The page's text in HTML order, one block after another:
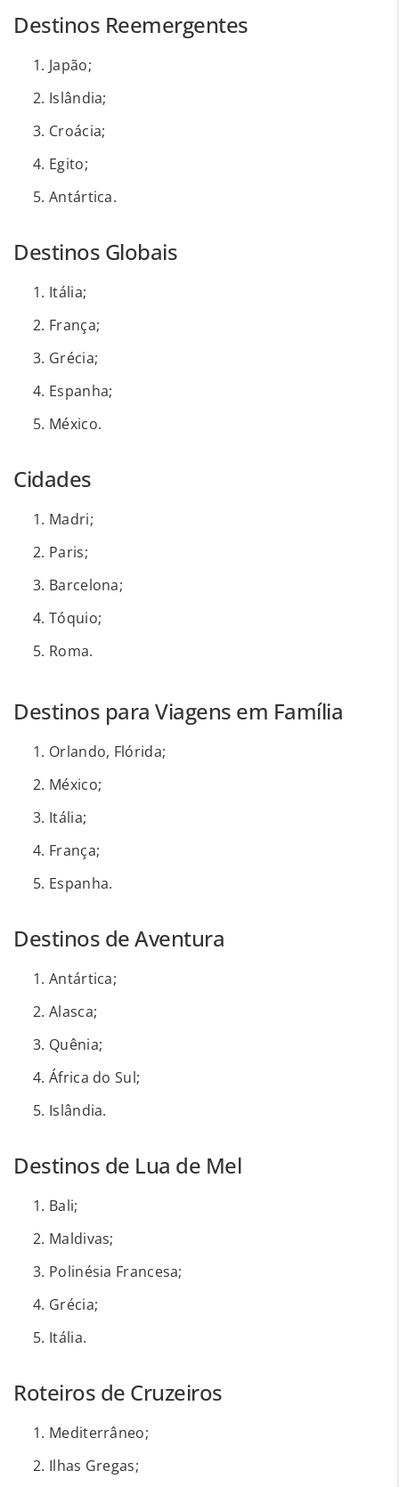
Destinos Reemergentes
Japão;
Islândia;
Croácia;
Egito;
Antártica.
Destinos Globais
Itália;
França;
Grécia;
Espanha;
México.
Cidades
Madri;
Paris;
Barcelona;
Tóquio;
Roma.
Destinos para Viagens em Família
Orlando, Flórida;
México;
Itália;
França;
Espanha.
Destinos de Aventura
Antártica;
Alasca;
Quênia;
África do Sul;
Islândia.
Destinos de Lua de Mel
Bali;
Maldivas;
Polinésia Francesa;
Grécia;
Itália.
Roteiros de Cruzeiros
Mediterrâneo;
Ilhas Gregas;